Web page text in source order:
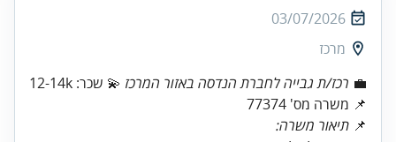
03/07/2026
מרכז
💼 רכז/ת גבייה לחברת הנדסה באזור המרכז
📌 משרה מס' 77374
📌 תיאור משרה: